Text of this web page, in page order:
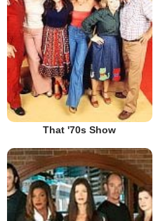
That '70s Show